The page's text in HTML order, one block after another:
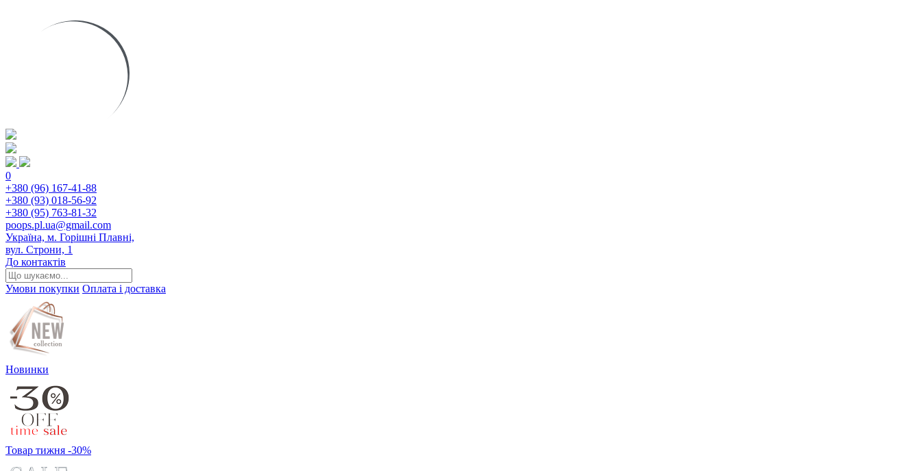
0
+380 (96) 167-41-88
+380 (93) 018-56-92
+380 (95) 763-81-32
poops.pl.ua@gmail.com
Україна, м. Горішні Плавні,
вул. Строни, 1
До контактів
Умови покупки Оплата і доставка
Новинки
Товар тижня -30%